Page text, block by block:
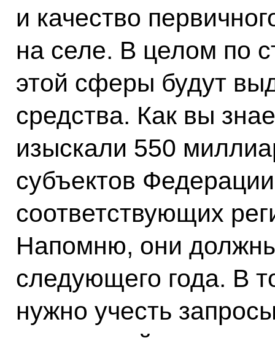
и качество
на селе. В целом по
этой сферы будут
средства. Как вы
изыскали 550
субъектов
соответствующих
Напомню, они
следующего года. В
нужно учесть